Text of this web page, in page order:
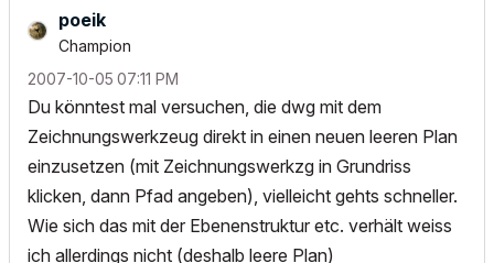
poeik
Champion
‎2007-10-05 07:11 PM
Du könntest mal versuchen, die dwg mit dem
Zeichnungswerkzeug direkt in einen neuen leeren Plan
einzusetzen (mit Zeichnungswerkzg in Grundriss
klicken, dann Pfad angeben), vielleicht gehts schneller.
Wie sich das mit der Ebenenstruktur etc. verhält weiss
ich allerdings nicht (deshalb leere Plan)